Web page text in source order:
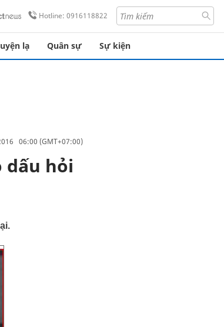
Hotline: 0916118822
lạ Quân sự Sự kiện
06:00 (GMT+07:00)
dấu hỏi